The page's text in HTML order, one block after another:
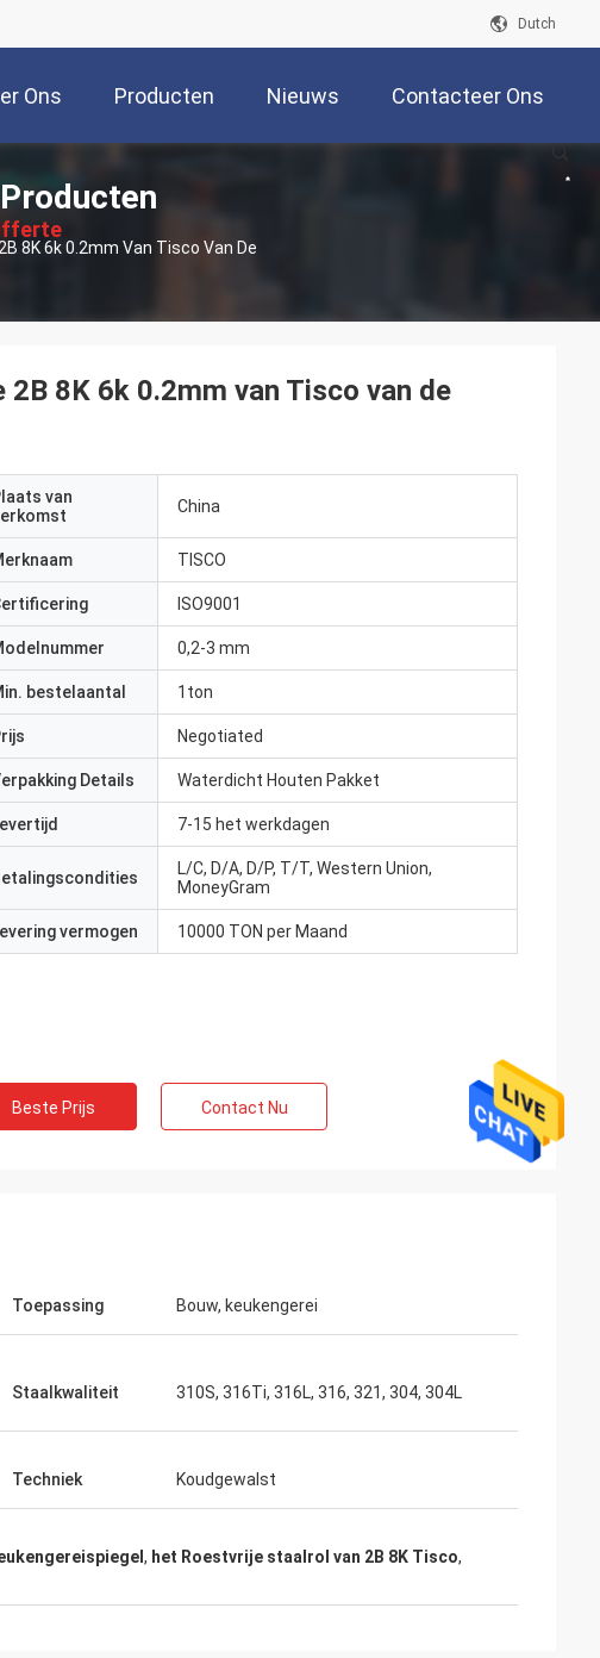
Dutch
Ons Producten Nieuws Contacteer Ons
Aan
8K 6k 0.2mm Van Tisco Van De
8K 6k 0.2mm van Tisco van de
van
China
TISCO
ISO9001
0,2-3 mm
bestelaantal 1ton
Negotiated
Details Waterdicht Houten Pakket
7-15 het werkdagen
L/C, D/A, D/P, T/T, Western Union,
MoneyGram
vermogen 10000 TON per Maand
Beste Prijs Contact Nu
Toepassing Bouw, keukengerei
Staalkwaliteit 310S, 316Ti, 316L, 316, 321, 304, 304L
Techniek Koudgewalst
, het Roestvrije staalrol van 2B 8K Tisco,